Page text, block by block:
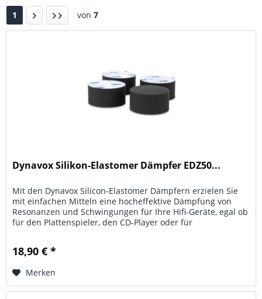
1 von 7
Dynavox Silikon-Elastomer Dämpfer EDZ50...
Mit den Dynavox Silicon-Elastomer Dämpfern erzielen Sie
mit einfachen Mitteln eine hocheffektive Dämpfung von
Resonanzen und Schwingungen für Ihre Hifi-Geräte, egal ob
für den Plattenspieler, den CD-Player oder für
18,90 € *
Merken